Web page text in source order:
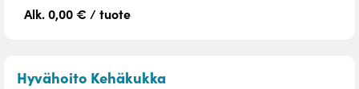
Alk. 0,00 € / tuote
Hyvähoito Kehäkukka– Voice Massage- terapia